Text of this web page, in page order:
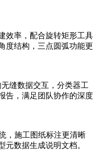
效率，配合旋转矩形工具
度结构，三点圆弧功能更
缝数据交互，分类器工
告，满足团队协作的深度
，施工图纸标注更清晰
元数据生成说明文档。